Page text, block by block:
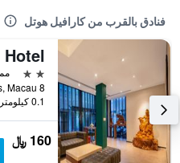
فنادق بالقرب من كارافيل هوتل
2 نجمتين
0.1 كيلومتر عن وسط المدينة
160 ﷼